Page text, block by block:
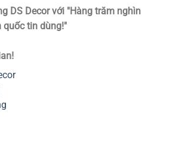
DS Decor với "Hàng trăm nghìn
quốc tin dùng!"